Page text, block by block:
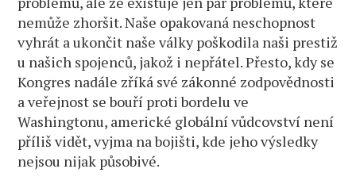
nemůže zhoršit. Naše opakovaná neschopnost
vyhrát a ukončit naše války poškodila naši prestiž
u našich spojenců, jakož i nepřátel. Přesto, kdy se
Kongres nadále zříká své zákonné zodpovědnosti
a veřejnost se bouří proti bordelu ve
Washingtonu, americké globální vůdcovství není
příliš vidět, vyjma na bojišti, kde jeho výsledky
nejsou nijak působivé.